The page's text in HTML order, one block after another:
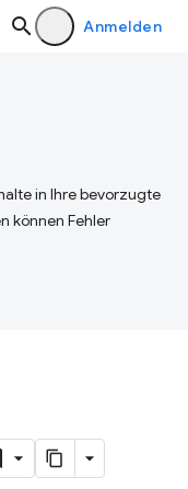
Anmelden
in Ihre bevorzugte
können Fehler